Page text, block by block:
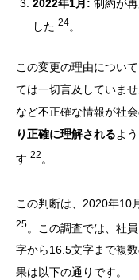
2022年1月: 制約が
した 24。
この変更の理由につい
ては一切言及していま
など不正確な情報が社
り正確に理解されるよ
す 22 。
この判断は、2020年10
25。この調査では、社
字から16.5文字まで複
果は以下の通りです。